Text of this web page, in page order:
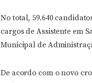
No total, 59.640
cargos de Assistente em
Municipal de
De acordo com o novo